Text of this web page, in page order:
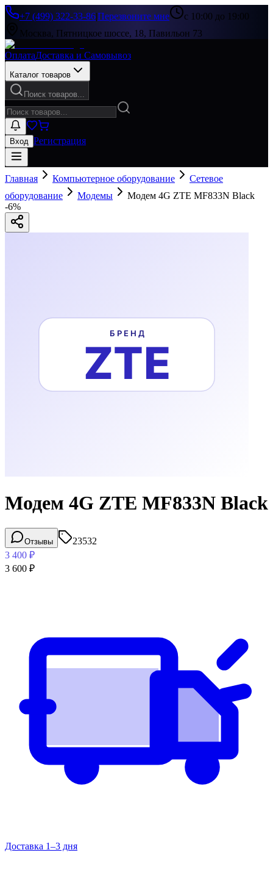
+7 (499) 322-33-86|Перезвоните мне
с 10:00 до 19:00
Москва, Пятницкое шоссе, 18, Павильон 73
ОплатаДоставка и Самовывоз
Каталог товаров
Поиск товаров...
Вход Регистрация
Главная Компьютерное оборудование
Сетевое
оборудование
Модемы
Модем 4G ZTE MF833N Black
-6%
Модем 4G ZTE MF833N Black
Отзывы
23532
3 400 ₽
3 600 ₽
Доставка 1–3 дня